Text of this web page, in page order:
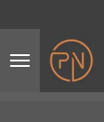
naar
hoofdinhoud